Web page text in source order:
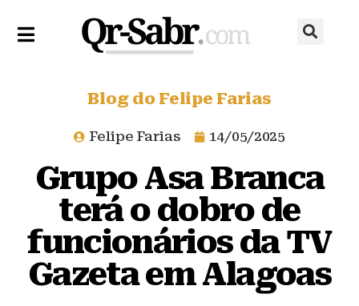
Blog do Felipe Farias
Felipe Farias 14/05/2025
Grupo Asa Branca
terá o dobro de
funcionários da TV
Gazeta em Alagoas